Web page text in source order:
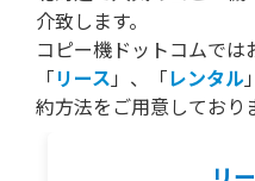
介致します。
コピー機ドットコムでは
「リース 」、「レンタル
約方法をご用意しており